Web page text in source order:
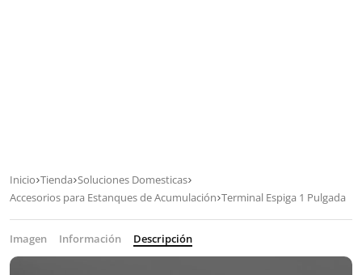
Inicio Tienda Soluciones Domesticas
Accesorios para Estanques de Acumulación Terminal Espiga 1 Pulgada
Imagen Información Descripción